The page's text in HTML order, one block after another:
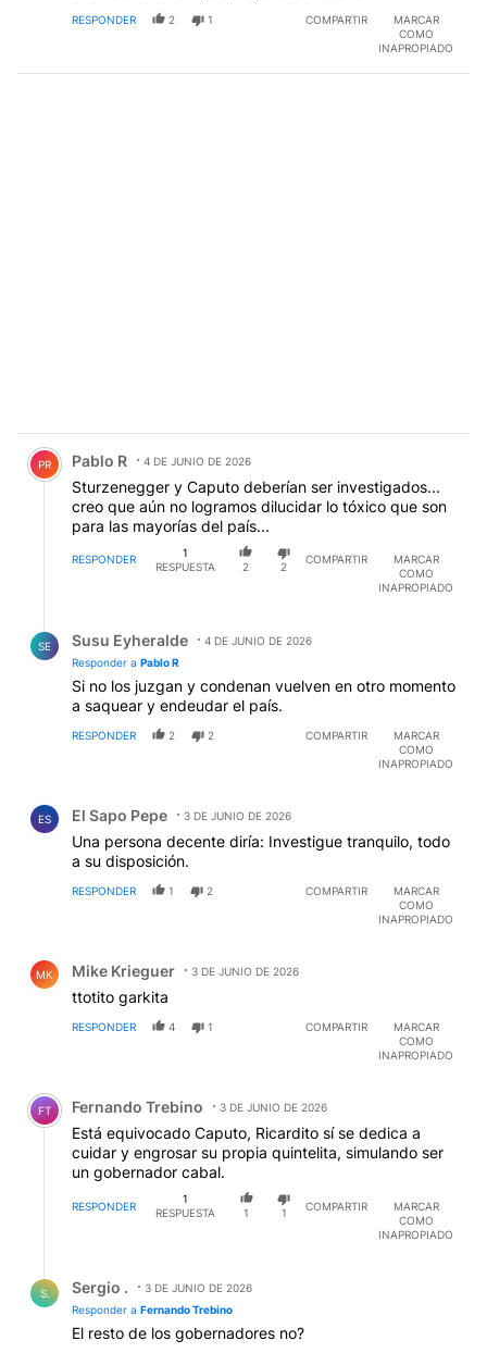
RESPONDER 2 1 COMPARTIR
MARCAR
COMO
INAPROPIADO
Comentario de Pablo R.
PR Pablo R 4 DE JUNIO DE 2026
Sturzenegger y Caputo deberían ser investigados...
creo que aún no logramos dilucidar lo tóxico que son
para las mayorías del país...
RESPONDER
1
RESPUESTA
2 2
COMPARTIR
MARCAR
COMO
INAPROPIADO
SE Susu Eyheralde
4 DE JUNIO DE 2026
Responder a Pablo R
Si no los juzgan y condenan vuelven en otro momento
a saquear y endeudar el país.
RESPONDER 2 2 COMPARTIR
MARCAR
COMO
INAPROPIADO
ES El Sapo Pepe 3 DE JUNIO DE 2026
Una persona decente diría: Investigue tranquilo, todo
a su disposición.
RESPONDER 1 2 COMPARTIR
MARCAR
COMO
INAPROPIADO
MK Mike Krieguer 3 DE JUNIO DE 2026
ttotito garkita
RESPONDER 4 1 COMPARTIR
MARCAR
COMO
INAPROPIADO
Comentario de Fernando Trebino.
FT Fernando Trebino 3 DE JUNIO DE 2026
Está equivocado Caputo, Ricardito sí se dedica a
cuidar y engrosar su propia quintelita, simulando ser
un gobernador cabal.
RESPONDER
1
RESPUESTA
1 1
COMPARTIR
MARCAR
COMO
INAPROPIADO
S. Sergio .
3 DE JUNIO DE 2026
Responder a Fernando Trebino
El resto de los gobernadores no?